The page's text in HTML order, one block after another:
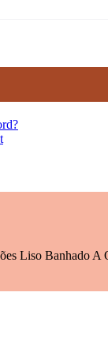
Liso Banhado A